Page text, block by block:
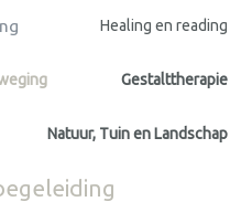
Healing en reading
Gestalttherapie
Natuur, Tuin en Landschap